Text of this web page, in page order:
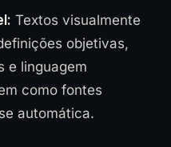
Textos visualmente
objetivas,
e linguagem
como fontes
automática.